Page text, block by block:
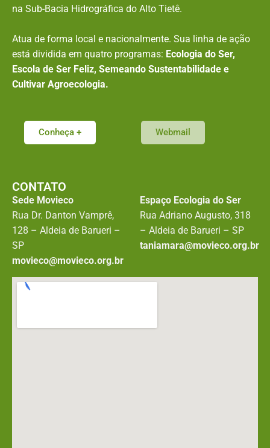
na Sub-Bacia Hidrográfica do Alto Tietê.
Atua de forma local e nacionalmente. Sua linha de ação
está dividida em quatro programas: Ecologia do Ser,
Escola de Ser Feliz, Semeando Sustentabilidade e
Cultivar Agroecologia.
Conheça + Webmail
CONTATO
Sede Movieco
Rua Dr. Danton Vamprê,
128 – Aldeia de Barueri –
SP
movieco@movieco.org.br
Espaço Ecologia do Ser
Rua Adriano Augusto, 318
– Aldeia de Barueri – SP
taniamara@movieco.org.br